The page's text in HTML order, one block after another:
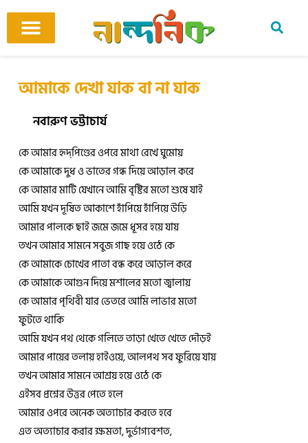
content
আমাকে দেখা যাক বা না যাক
নবারুণ ভট্টাচার্য
কে আমার হৃদ্‌পিণ্ডের ওপরে মাথা রেখে ঘুমোয়
কে আমাকে দুধ ও ভাতের গন্ধ দিয়ে আড়াল করে
কে আমার মাটি যেখানে আমি বৃষ্টির মতো শুষে যাই
আমি যখন দূষিত আকাশে হাঁপিয়ে হাঁপিয়ে উড়ি
আমার পালকে ছাই জমে জমে ধূসর হয়ে যায়
তখন আমার সামনে সবুজ গাছ হয়ে ওঠে কে
কে আমাকে চোখের পাতা বন্ধ করে আড়াল করে
কে আমাকে আগুন দিয়ে মশালের মতো জ্বালায়
কে আমার পৃথিবী যার ভেতরে আমি লাভার মতো
ফুটতে থাকি
আমি যখন পথ থেকে গলিতে তাড়া খেতে খেতে দৌড়ই
আমার পায়ের তলায় হাইওয়ে, আলপথ সব ফুরিয়ে যায়
তখন আমার সামনে আশ্রয় হয়ে ওঠে কে
এইসব প্রশ্নের উত্তর পেতে হলে
আমার ওপরে অনেক অত্যাচার করতে হবে
এত অত্যাচার করার ক্ষমতা, দুর্ভাগ্যবশত,